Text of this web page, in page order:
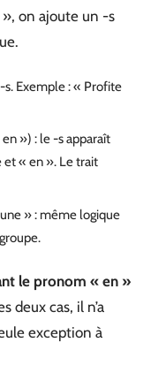
on ajoute un -s
s. Exemple : « Profite
») : le -s apparaît
« en ». Le trait
» : même logique
le pronom « en »
deux cas, il n’a
exception à